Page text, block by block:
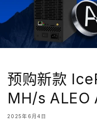
预购新款
MH/s ALEO
2025年6月4日